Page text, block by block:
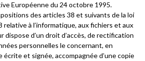
Européenne du 24 octobre 1995.
des articles 38 et suivants de la loi
relative à l’informatique, aux fichiers et aux
d’un droit d’accès, de rectification
personnelles le concernant, en
et signée, accompagnée d’une copie